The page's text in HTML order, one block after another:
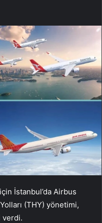
İstanbul’da Airbus
(THY) yönetimi,
verdi.